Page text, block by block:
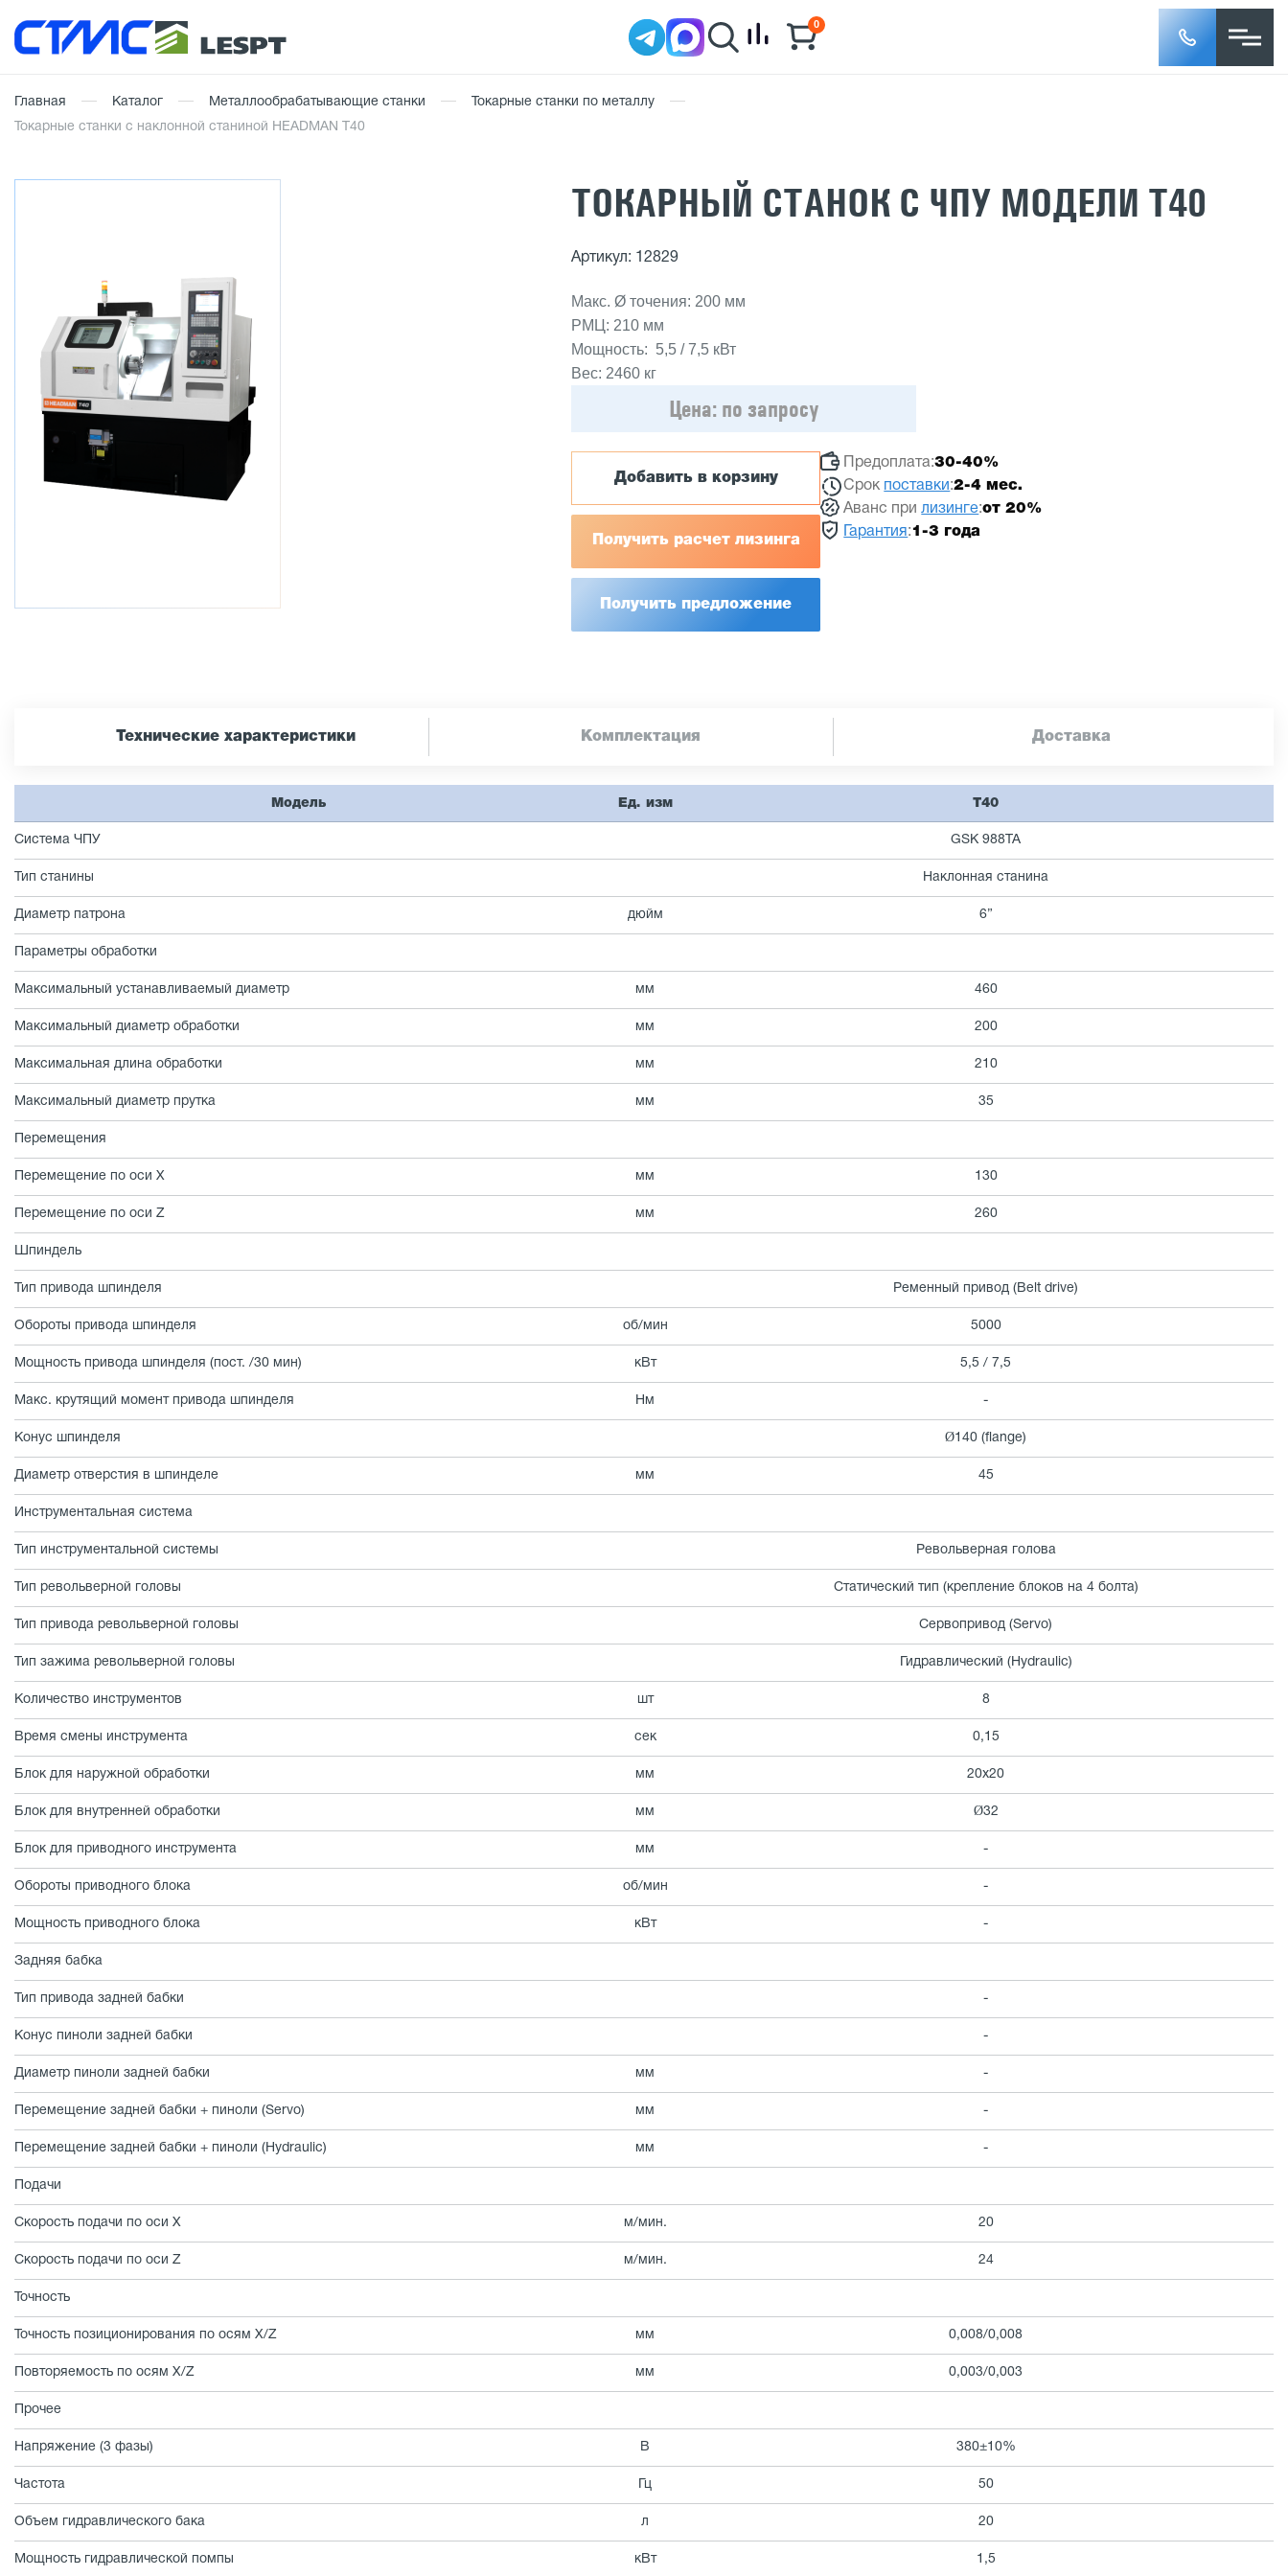
0
Главная Каталог Металлообрабатывающие станки
Токарные станки по металлу
Токарные станки с наклонной станиной HEADMAN Т40
ТОКАРНЫЙ СТАНОК С ЧПУ МОДЕЛИ Т40
Артикул: 12829
Макс. Ø точения: 200 мм
РМЦ: 210 мм
Мощность: 5,5 / 7,5 кВт
Вес: 2460 кг
Цена: по запросу
Добавить в корзину
Получить расчет лизинга
Получить предложение
Предоплата:30-40%
Срок поставки :2-4 мес.
Аванс прилизинге:от 20%
Гарантия :1-3 года
Технические характеристики Комплектация Доставка
Модель Ед. изм Т40
Система ЧПУ GSK 988TA
Тип станины Наклонная станина
Диаметр патрона дюйм 6”
Параметры обработки
Максимальный устанавливаемый диаметр мм 460
Максимальный диаметр обработки мм 200
Максимальная длина обработки мм 210
Максимальный диаметр прутка мм 35
Перемещения
Перемещение по оси X мм 130
Перемещение по оси Z мм 260
Шпиндель
Тип привода шпинделя Ременный привод (Belt drive)
Обороты привода шпинделя об/мин 5000
Мощность привода шпинделя (пост. /30 мин) кВт 5,5 / 7,5
Макс. крутящий момент привода шпинделя Нм -
Конус шпинделя Ø140 (flange)
Диаметр отверстия в шпинделе мм 45
Инструментальная система
Тип инструментальной системы Револьверная голова
Тип револьверной головы Статический тип (крепление блоков на 4 болта)
Тип привода револьверной головы Сервопривод (Servo)
Тип зажима револьверной головы Гидравлический (Hydraulic)
Количество инструментов шт 8
Время смены инструмента сек 0,15
Блок для наружной обработки мм 20х20
Блок для внутренней обработки мм Ø32
Блок для приводного инструмента мм -
Обороты приводного блока об/мин -
Мощность приводного блока кВт -
Задняя бабка
Тип привода задней бабки -
Конус пиноли задней бабки -
Диаметр пиноли задней бабки мм -
Перемещение задней бабки + пиноли (Servo) мм -
Перемещение задней бабки + пиноли (Hydraulic) мм -
Подачи
Скорость подачи по оси X м/мин. 20
Скорость подачи по оси Z м/мин. 24
Точность
Точность позиционирования по осям X/Z мм 0,008/0,008
Повторяемость по осям X/Z мм 0,003/0,003
Прочее
Напряжение (3 фазы) В 380±10%
Частота Гц 50
Объем гидравлического бака л 20
Мощность гидравлической помпы кВт 1,5